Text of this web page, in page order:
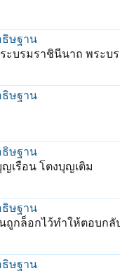
ษฐาน
ระบรมราชินีนาถ พ
ษฐาน
ษฐาน
เรือน โตงบุญเติม
ษฐาน
กล็อกไว้ทำให้ตอบกลั
ษฐาน